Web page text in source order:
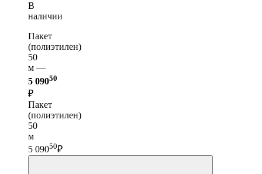
В
наличии
Пакет
(полиэтилен)
50
м —
5 09050
₽
Пакет
(полиэтилен)
50
м
5 09050₽